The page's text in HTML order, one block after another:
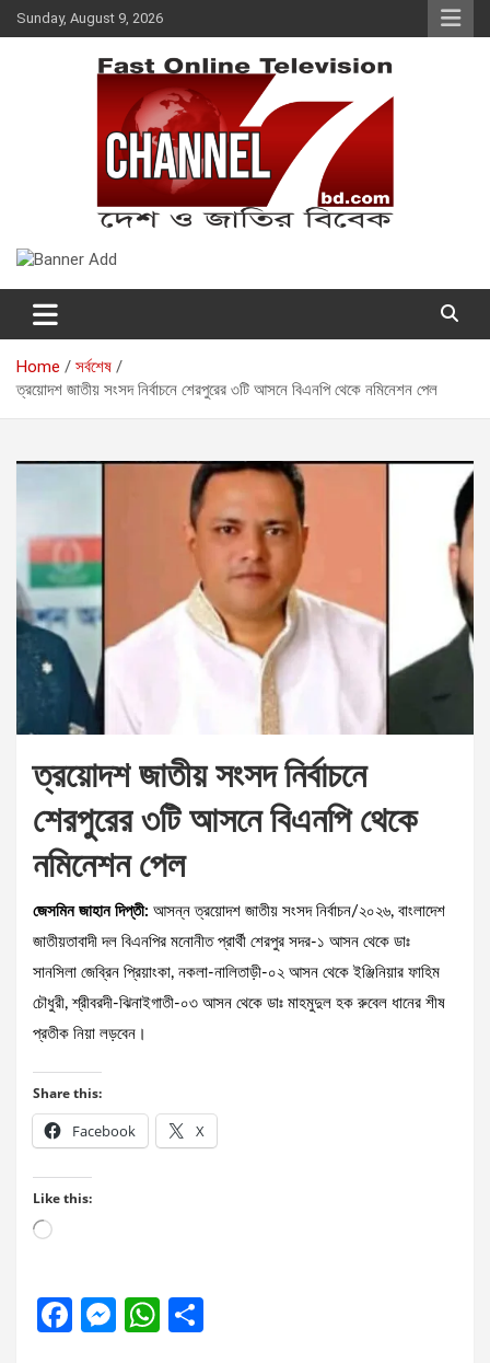
Skip
to
Sunday, August 9, 2026
Fast Online Television –
CHANNEL7BD.COM
Home
সর্বশেষ
ত্রয়োদশ জাতীয় সংসদ নির্বাচনে শেরপুরের ৩টি আসনে বিএনপি থেকে নমিনেশন পেল
ত্রয়োদশ জাতীয় সংসদ নির্বাচনে
শেরপুরের ৩টি আসনে বিএনপি থেকে
নমিনেশন পেল
জেসমিন জাহান দিপ্তী: আসন্ন ত্রয়োদশ জাতীয় সংসদ নির্বাচন/২০২৬, বাংলাদেশ
জাতীয়তাবাদী দল বিএনপির মনোনীত প্রার্থী শেরপুর সদর-১ আসন থেকে ডাঃ
সানসিলা জেব্রিন প্রিয়াংকা, নকলা-নালিতাড়ী-০২ আসন থেকে ইঞ্জিনিয়ার ফাহিম
চৌধুরী, শ্রীবরদী-ঝিনাইগাতী-০৩ আসন থেকে ডাঃ মাহমুদুল হক রুবেল ধানের শীষ
প্রতীক নিয়া লড়বেন।
Share this:
Facebook X
Like this:
Loading…
F
M
W